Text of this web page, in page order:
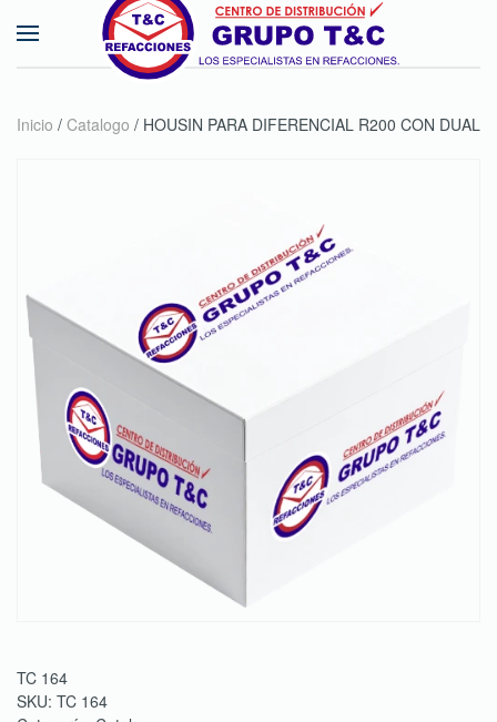
Skip to main content
Inicio / Catalogo / HOUSIN PARA DIFERENCIAL R200 CON DUAL
TC 164
SKU: TC 164